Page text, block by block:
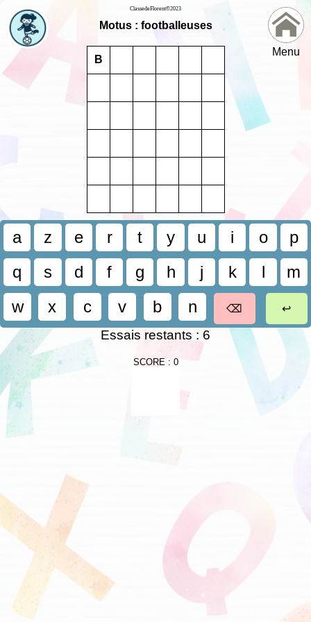
ClassedeFlorent©2023
Motus : footballeuses
Menu
B
a z e r t y u i o
p
q
s d f g h j k l
m
w
x c v b n ⌫ ↩
Essais restants : 6
SCORE : 0